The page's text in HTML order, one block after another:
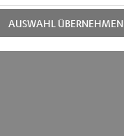
AUSWAHL ÜBERNEHMEN